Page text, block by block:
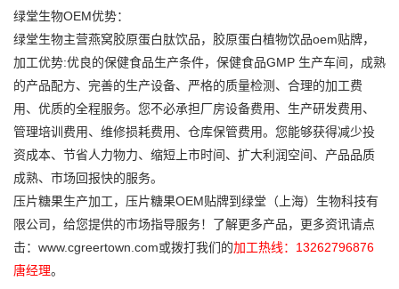
绿堂生物OEM优势：
绿堂生物主营燕窝胶原蛋白肽饮品，胶原蛋白植物饮品oem贴牌，
加工优势:优良的保健食品生产条件，保健食品GMP 生产车间，成熟
的产品配方、完善的生产设备、严格的质量检测、合理的加工费
用、优质的全程服务。您不必承担厂房设备费用、生产研发费用、
管理培训费用、维修损耗费用、仓库保管费用。您能够获得减少投
资成本、节省人力物力、缩短上市时间、扩大利润空间、产品品质
成熟、市场回报快的服务。
压片糖果生产加工，压片糖果OEM贴牌到绿堂（上海）生物科技有
限公司，给您提供的市场指导服务！了解更多产品，更多资讯请点
击：www.cgreertown.com或拨打我们的加工热线：13262796876
唐经理。